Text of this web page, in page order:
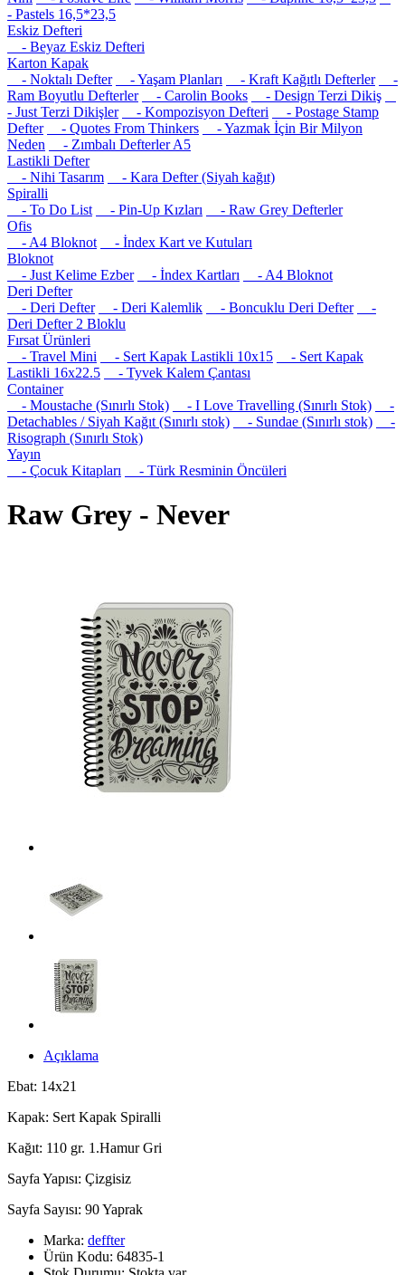
- Pastels 16,5*23,5
Eskiz Defteri
- Beyaz Eskiz Defteri
Karton Kapak
- Noktalı Defter
- Yaşam Planları - Kraft Kağıtlı Defterler
-
Ram Boyutlu Defterler
- Carolin Books
- Design Terzi Dikiş
- Just Terzi Dikişler
- Kompozisyon Defteri
- Postage Stamp
Defter
- Quotes From Thinkers
- Yazmak İçin Bir Milyon
Neden
- Zımbalı Defterler A5
Lastikli Defter
- Nihi Tasarım
- Kara Defter (Siyah kağıt)
Spiralli
- To Do List
- Pin-Up Kızları
- Raw Grey Defterler
Ofis
- A4 Bloknot
- İndex Kart ve Kutuları
Bloknot
- Just Kelime Ezber
- İndex Kartları
- A4 Bloknot
Deri Defter
- Deri Defter
- Deri Kalemlik - Boncuklu Deri Defter
-
Deri Defter 2 Bloklu
Fırsat Ürünleri
- Travel Mini
- Sert Kapak Lastikli 10x15
- Sert Kapak
Lastikli 16x22.5
- Tyvek Kalem Çantası
Container
- Moustache (Sınırlı Stok)
- I Love Travelling (Sınırlı Stok)
-
Detachables / Siyah Kağıt (Sınırlı stok)
- Sundae (Sınırlı stok)
-
Risograph (Sınırlı Stok)
Yayın
- Çocuk Kitapları
- Türk Resminin Öncüleri
Raw Grey - Never
Açıklama
Ebat: 14x21
Kapak: Sert Kapak Spiralli
Kağıt: 110 gr. 1.Hamur Gri
Sayfa Yapısı: Çizgisiz
Sayfa Sayısı: 90 Yaprak
Marka: deffter
Ürün Kodu: 64835-1